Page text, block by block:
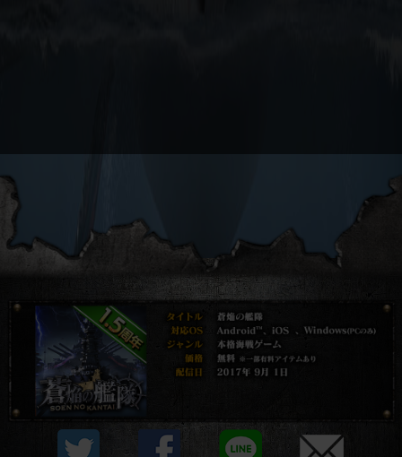
プライバシーポリシー
他社モジュール等について
資金決済法に基づく表示